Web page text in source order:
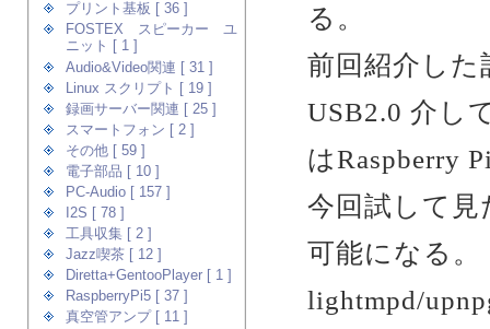
る。
前回紹介し
USB2.0 介し
はRaspberry
今回試して見
可能になる。
lightmpd/
プリント基板 [ 36 ]
FOSTEX スピーカー ユ
ニット [ 1 ]
Audio&Video関連 [ 31 ]
Linux スクリプト [ 19 ]
録画サーバー関連 [ 25 ]
スマートフォン [ 2 ]
その他 [ 59 ]
電子部品 [ 10 ]
PC-Audio [ 157 ]
I2S [ 78 ]
工具収集 [ 2 ]
Jazz喫茶 [ 12 ]
Diretta+GentooPlayer [ 1 ]
RaspberryPi5 [ 37 ]
真空管アンプ [ 11 ]